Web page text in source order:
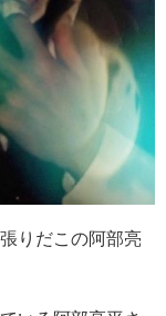
りだこの阿部亮